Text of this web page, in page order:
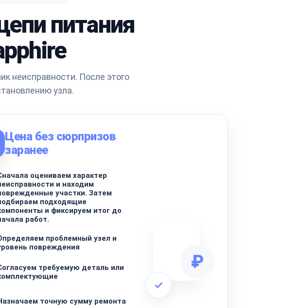
питания
неисправности. После этого
узла.
Цена без сюрпризов
заранее
оцениваем характер
и находим
участки. Затем
подходящие
и фиксируем итог до
работ.
проблемный узел и
повреждения
требуемую деталь или
точную сумму ремонта
₽